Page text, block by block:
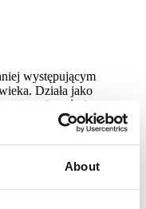
About
występującym
Działa jako
się komórek,
trawienie oraz jakość
cynku może
lub zaburzenia smaku.
powodującego